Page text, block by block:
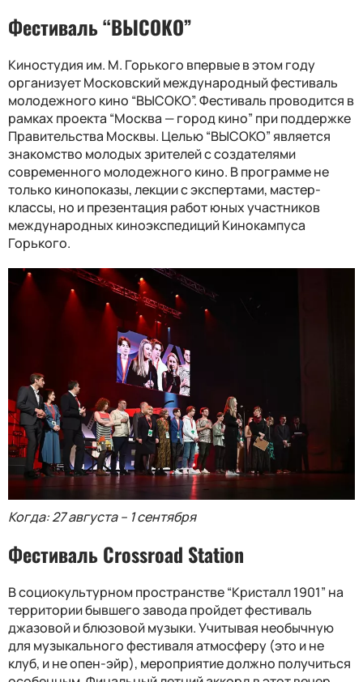
Фестиваль “ВЫСОКО”
Киностудия им. М. Горького впервые в этом году
организует Московский международный фестиваль
молодежного кино “ВЫСОКО”. Фестиваль проводится в
рамках проекта “Москва — город кино” при поддержке
Правительства Москвы. Целью “ВЫСОКО” является
знакомство молодых зрителей с создателями
современного молодежного кино. В программе не
только кинопоказы, лекции с экспертами, мастер-
классы, но и презентация работ юных участников
международных киноэкспедиций Кинокампуса
Горького.
Когда: 27 августа – 1 сентября
Фестиваль Crossroad Station
В социокультурном пространстве “Кристалл 1901” на
территории бывшего завода пройдет фестиваль
джазовой и блюзовой музыки. Учитывая необычную
для музыкального фестиваля атмосферу (это и не
клуб, и не опен-эйр), мероприятие должно получиться